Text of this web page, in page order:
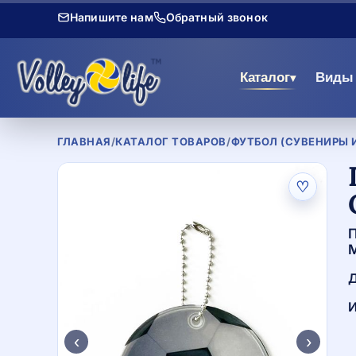
Напишите нам Обратный звонок
Каталог▾ Виды
ГЛАВНАЯ/КАТАЛОГ ТОВАРОВ/ФУТБОЛ (СУВЕНИРЫ
♡
‹ ›